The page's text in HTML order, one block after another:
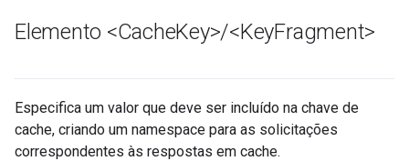
Elemento <CacheKey>/<KeyFragment>
Especifica um valor que deve ser incluído na chave de
cache, criando um namespace para as solicitações
correspondentes às respostas em cache.